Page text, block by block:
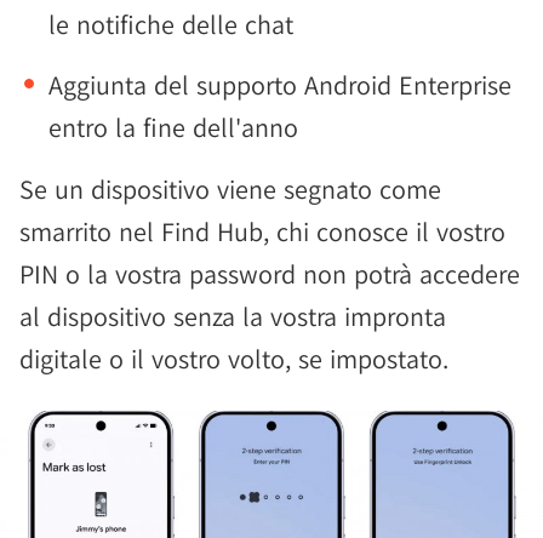
le notifiche delle chat
Aggiunta del supporto Android Enterprise
entro la fine dell'anno
Se un dispositivo viene segnato come
smarrito nel Find Hub, chi conosce il vostro
PIN o la vostra password non potrà accedere
al dispositivo senza la vostra impronta
digitale o il vostro volto, se impostato.